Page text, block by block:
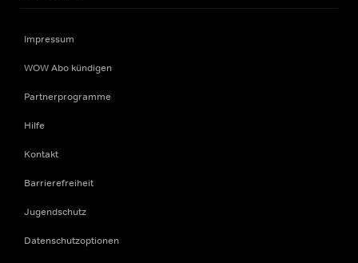
Impressum
WOW Abo kündigen
Partnerprogramme
Hilfe
Kontakt
Barrierefreiheit
Jugendschutz
Datenschutzoptionen